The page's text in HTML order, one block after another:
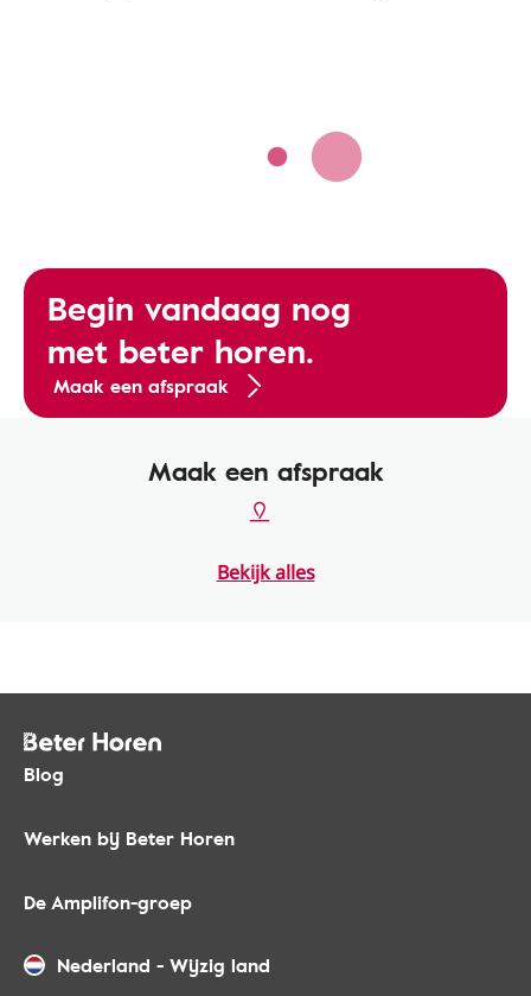
Begin vandaag nog
met beter horen.
Maak een afspraak
Maak een afspraak
Bekijk alles
Blog
Werken bij Beter Horen
De Amplifon-groep
Nederland - Wijzig land